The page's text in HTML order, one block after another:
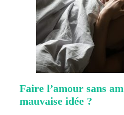
Faire l’amour sans
mauvaise idée ?